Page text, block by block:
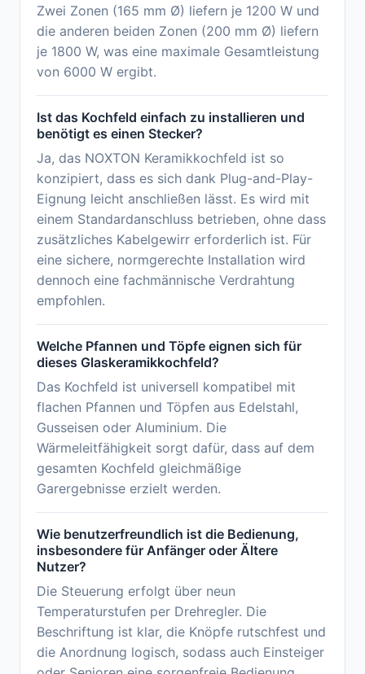
Zwei Zonen (165 mm Ø) liefern je 1200 W und
die anderen beiden Zonen (200 mm Ø) liefern
je 1800 W, was eine maximale Gesamtleistung
von 6000 W ergibt.
Ist das Kochfeld einfach zu installieren und
benötigt es einen Stecker?
Ja, das NOXTON Keramikkochfeld ist so
konzipiert, dass es sich dank Plug-and-Play-
Eignung leicht anschließen lässt. Es wird mit
einem Standardanschluss betrieben, ohne dass
zusätzliches Kabelgewirr erforderlich ist. Für
eine sichere, normgerechte Installation wird
dennoch eine fachmännische Verdrahtung
empfohlen.
Welche Pfannen und Töpfe eignen sich für
dieses Glaskeramikkochfeld?
Das Kochfeld ist universell kompatibel mit
flachen Pfannen und Töpfen aus Edelstahl,
Gusseisen oder Aluminium. Die
Wärmeleitfähigkeit sorgt dafür, dass auf dem
gesamten Kochfeld gleichmäßige
Garergebnisse erzielt werden.
Wie benutzerfreundlich ist die Bedienung,
insbesondere für Anfänger oder Ältere
Nutzer?
Die Steuerung erfolgt über neun
Temperaturstufen per Drehregler. Die
Beschriftung ist klar, die Knöpfe rutschfest und
die Anordnung logisch, sodass auch Einsteiger